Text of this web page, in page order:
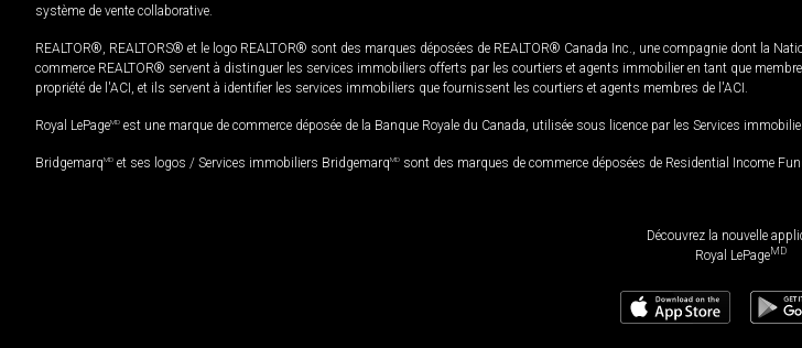
système de vente collaborative.
REALTOR®, REALTORS® et le logo REALTOR® sont des marques déposées de REALTOR® Canada Inc., une compagnie dont la
commerce REALTOR® servent à distinguer les services immobiliers offerts par les courtiers et agents immobilier en tant que
propriété de l'ACI, et ils servent à identifier les services immobiliers que fournissent les courtiers et agents membres de l'ACI.
Royal LePageMD est une marque de commerce déposée de la Banque Royale du Canada, utilisée sous licence par les Services
BridgemarqMD et ses logos / Services immobiliers BridgemarqMD sont des marques de commerce déposées de Residential Income
Découvrez la nouvelle
Royal LePageMD